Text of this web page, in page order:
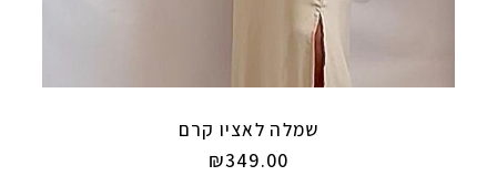
שמלה לאציו קרם
₪349.00